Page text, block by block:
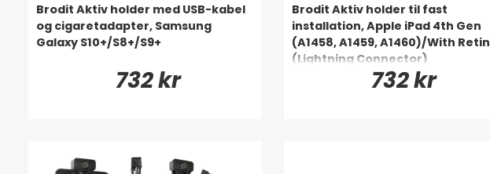
Brodit Aktiv holder med USB-kabel
og cigaretadapter, Samsung
Galaxy S10+/S8+/S9+
732 kr
Brodit Aktiv holder til fast
installation, Apple iPad 4th Gen
(A1458, A1459, A1460)/With
(Lightning Connector)
732 kr